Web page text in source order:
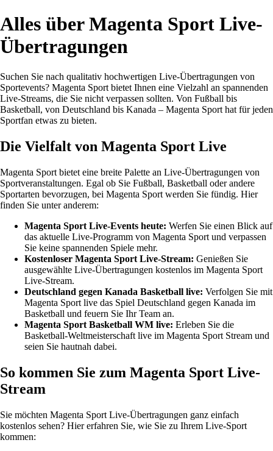
Alles über Magenta Sport Live-
Übertragungen
Suchen Sie nach qualitativ hochwertigen Live-Übertragungen von
Sportevents? Magenta Sport bietet Ihnen eine Vielzahl an spannenden
Live-Streams, die Sie nicht verpassen sollten. Von Fußball bis
Basketball, von Deutschland bis Kanada – Magenta Sport hat für jeden
Sportfan etwas zu bieten.
Die Vielfalt von Magenta Sport Live
Magenta Sport bietet eine breite Palette an Live-Übertragungen von
Sportveranstaltungen. Egal ob Sie Fußball, Basketball oder andere
Sportarten bevorzugen, bei Magenta Sport werden Sie fündig. Hier
finden Sie unter anderem:
Magenta Sport Live-Events heute: Werfen Sie einen Blick auf
das aktuelle Live-Programm von Magenta Sport und verpassen
Sie keine spannenden Spiele mehr.
Kostenloser Magenta Sport Live-Stream: Genießen Sie
ausgewählte Live-Übertragungen kostenlos im Magenta Sport
Live-Stream.
Deutschland gegen Kanada Basketball live: Verfolgen Sie mit
Magenta Sport live das Spiel Deutschland gegen Kanada im
Basketball und feuern Sie Ihr Team an.
Magenta Sport Basketball WM live: Erleben Sie die
Basketball-Weltmeisterschaft live im Magenta Sport Stream und
seien Sie hautnah dabei.
So kommen Sie zum Magenta Sport Live-
Stream
Sie möchten Magenta Sport Live-Übertragungen ganz einfach
kostenlos sehen? Hier erfahren Sie, wie Sie zu Ihrem Live-Sport
kommen: